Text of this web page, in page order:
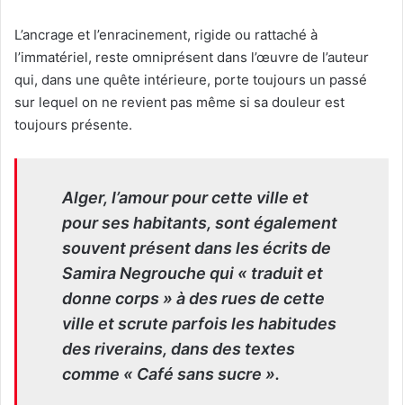
L’ancrage et l’enracinement, rigide ou rattaché à
l’immatériel, reste omniprésent dans l’œuvre de l’auteur
qui, dans une quête intérieure, porte toujours un passé
sur lequel on ne revient pas même si sa douleur est
toujours présente.
Alger, l’amour pour cette ville et
pour ses habitants, sont également
souvent présent dans les écrits de
Samira Negrouche qui « traduit et
donne corps » à des rues de cette
ville et scrute parfois les habitudes
des riverains, dans des textes
comme « Café sans sucre ».